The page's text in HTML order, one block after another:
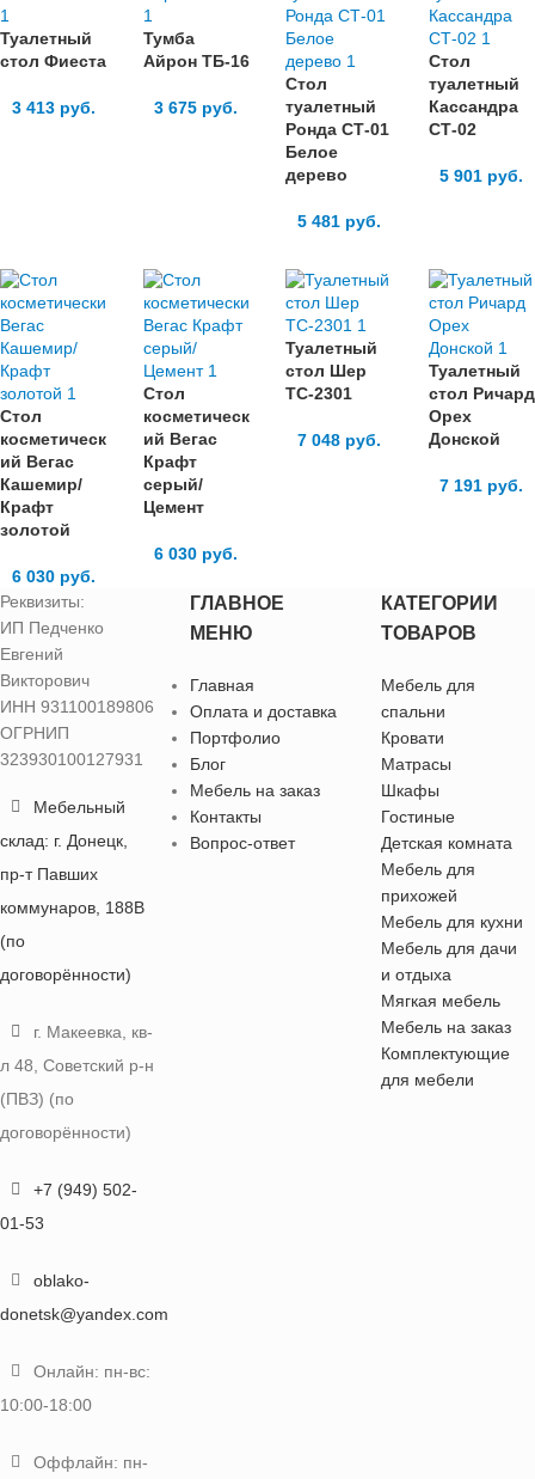
Туалетный
стол Фиеста
3 413руб.
Тумба
Айрон ТБ-16
3 675 руб.
Стол
туалетный
Ронда СТ-01
Белое
дерево
5 481руб.
Стол
туалетный
Кассандра
СТ-02
5 901 руб.
Стол
косметическ
ий Вегас
Кашемир/
Крафт
золотой
6 030руб.
Стол
косметическ
ий Вегас
Крафт
серый/
Цемент
6 030 руб.
Туалетный
стол Шер
ТС-2301
7 048руб.
Туалетный
стол Ричард
Орех
Донской
7 191 руб.
Реквизиты:
ИП Педченко
Евгений
Викторович
ИНН 931100189806
ОГРНИП
323930100127931
Мебельный
склад: г. Донецк,
пр-т Павших
коммунаров, 188В
(по
договорённости)
г. Макеевка, кв-
л 48, Советский р-н
(ПВЗ) (по
договорённости)
+7 (949) 502-
01-53
oblako-
donetsk@yandex.com
Онлайн: пн-вс:
10:00-18:00
Оффлайн: пн-
ГЛАВНОЕ
МЕНЮ
Главная
Оплата и доставка
Портфолио
Блог
Мебель на заказ
Контакты
Вопрос-ответ
КАТЕГОРИИ
ТОВАРОВ
Мебель для
спальни
Кровати
Матрасы
Шкафы
Гостиные
Детская комната
Мебель для
прихожей
Мебель для кухни
Мебель для дачи
и отдыха
Мягкая мебель
Мебель на заказ
Комплектующие
для мебели